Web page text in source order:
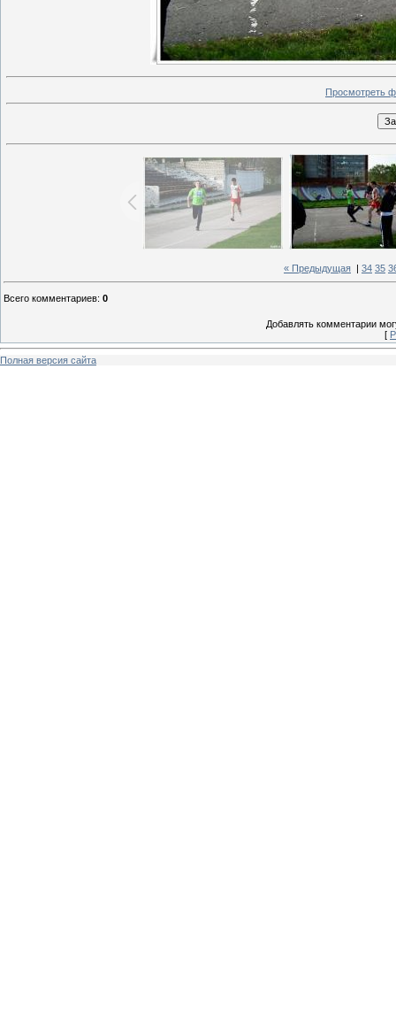
Просмотреть
« Предыдущая 34 35
Всего комментариев: 0
Добавлять комментарии
[
Полная версия сайта